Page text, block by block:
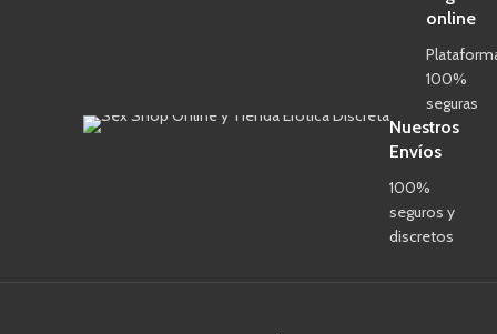
online
100%
seguras
Nuestros
Envíos
100%
seguros y
discretos